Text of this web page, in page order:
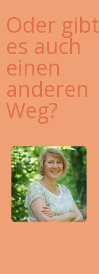
Oder gibt
es auch
einen
anderen
Weg?